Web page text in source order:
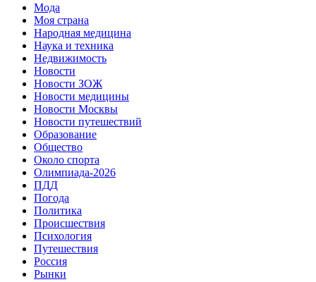
Мода
Моя страна
Народная медицина
Наука и техника
Недвижимость
Новости
Новости ЗОЖ
Новости медицины
Новости Москвы
Новости путешествий
Образование
Общество
Около спорта
Олимпиада-2026
ПДД
Погода
Политика
Происшествия
Психология
Путешествия
Россия
Рынки